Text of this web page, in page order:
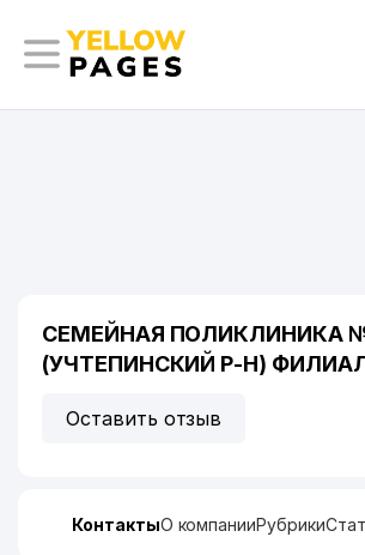
СЕМЕЙНАЯ ПОЛИКЛИНИКА
(УЧТЕПИНСКИЙ Р-Н)
Оставить отзыв
КонтактыО компанииРубрики